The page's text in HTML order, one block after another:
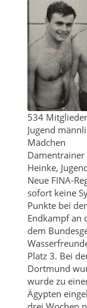
534
Jugend
Mädchen
Heinke,
Neue FINA-
sofort keine
Punkte bei
Endkampf an
dem
Platz 3. Bei
Dortmund
wurde zu
Ägypten